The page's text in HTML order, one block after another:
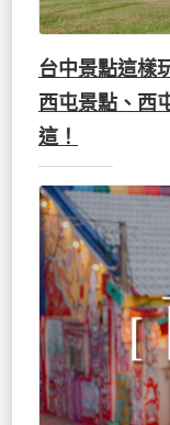
台中景點這樣
西屯景點、西
這！